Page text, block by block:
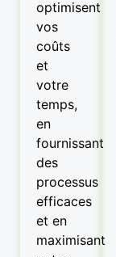
optimisent
vos
coûts
et
votre
temps,
en
fournissant
des
processus
efficaces
et en
maximisant